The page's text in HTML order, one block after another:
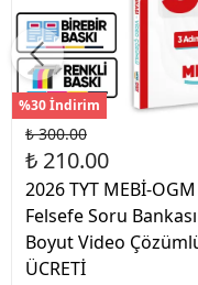
%30 İndirim
₺ 300.00
₺ 210.00
2026 TYT MEBİ-
Felsefe Soru
Boyut Video
ÜCRETİ